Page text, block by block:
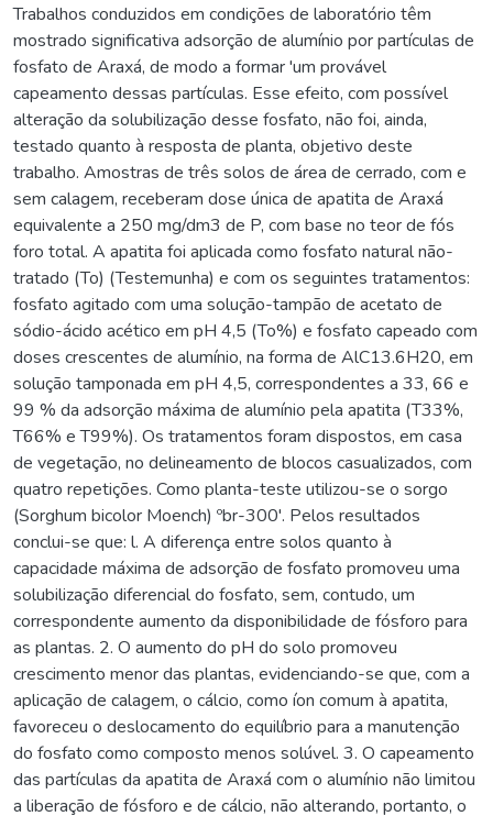
Trabalhos conduzidos em condições de laboratório têm
mostrado significativa adsorção de alumínio por partículas de
fosfato de Araxá, de modo a formar 'um provável
capeamento dessas partículas. Esse efeito, com possível
alteração da solubilização desse fosfato, não foi, ainda,
testado quanto à resposta de planta, objetivo deste
trabalho. Amostras de três solos de área de cerrado, com e
sem calagem, receberam dose única de apatita de Araxá
equivalente a 250 mg/dm3 de P, com base no teor de fós
foro total. A apatita foi aplicada como fosfato natural não-
tratado (To) (Testemunha) e com os seguintes tratamentos:
fosfato agitado com uma solução-tampão de acetato de
sódio-ácido acético em pH 4,5 (To%) e fosfato capeado com
doses crescentes de alumínio, na forma de AlC13.6H20, em
solução tamponada em pH 4,5, correspondentes a 33, 66 e
99 % da adsorção máxima de alumínio pela apatita (T33%,
T66% e T99%). Os tratamentos foram dispostos, em casa
de vegetação, no delineamento de blocos casualizados, com
quatro repetições. Como planta-teste utilizou-se o sorgo
(Sorghum bicolor Moench) ºbr-300'. Pelos resultados
conclui-se que: l. A diferença entre solos quanto à
capacidade máxima de adsorção de fosfato promoveu uma
solubilização diferencial do fosfato, sem, contudo, um
correspondente aumento da disponibilidade de fósforo para
as plantas. 2. O aumento do pH do solo promoveu
crescimento menor das plantas, evidenciando-se que, com a
aplicação de calagem, o cálcio, como íon comum à apatita,
favoreceu o deslocamento do equilíbrio para a manutenção
do fosfato como composto menos solúvel. 3. O capeamento
das partículas da apatita de Araxá com o alumínio não limitou
a liberação de fósforo e de cálcio, não alterando, portanto, o